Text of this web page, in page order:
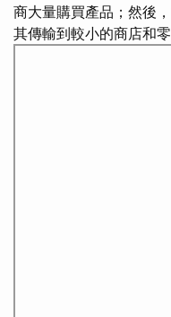
商大量購買產品；然後
其傳輸到較小的商店和